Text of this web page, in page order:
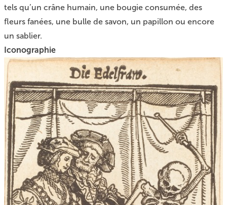
tels qu’un crâne humain, une bougie consumée, des
fleurs fanées, une bulle de savon, un papillon ou encore
un sablier.
Iconographie